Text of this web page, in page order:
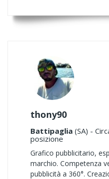
thony90
Battipaglia (SA) -
posizione
Grafico pubblicitario,
marchio. Competenza
pubblicità a 360°.